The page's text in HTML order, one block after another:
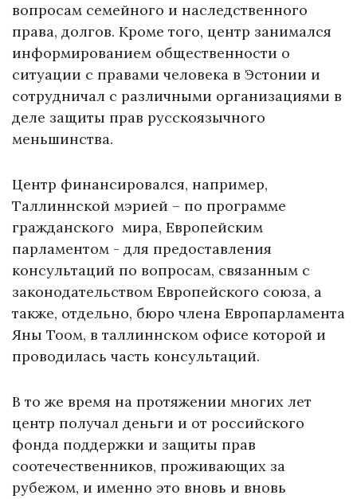
вопросам семейного и наследственного
права, долгов. Кроме того, центр занимался
информированием общественности о
ситуации с правами человека в Эстонии и
сотрудничал с различными организациями в
деле защиты прав русскоязычного
меньшинства.
Центр финансировался, например,
Таллиннской мэрией – по программе
гражданского мира, Европейским
парламентом - для предоставления
консультаций по вопросам, связанным с
законодательством Европейского союза, а
также, отдельно, бюро члена Европарламента
Яны Тоом, в таллиннском офисе которой и
проводилась часть консультаций.
В то же время на протяжении многих лет
центр получал деньги и от российского
фонда поддержки и защиты прав
соотечественников, проживающих за
рубежом, и именно это вновь и вновь